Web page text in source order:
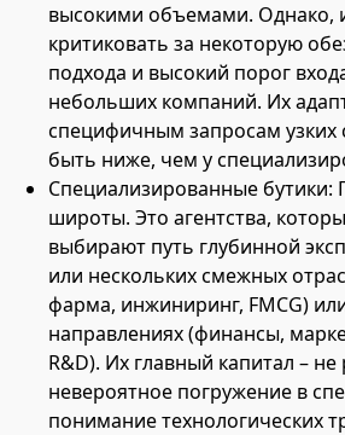
высокими объемами. Однако,
критиковать за некоторую
подхода и высокий порог
небольших компаний. Их
специфичным запросам узких
быть ниже, чем у
Специализированные бутики:
широты. Это агентства,
выбирают путь глубинной
или нескольких смежных
фарма, инжиниринг, FMCG)
направлениях (финансы,
R&D). Их главный капитал – не
невероятное погружение в
понимание технологических